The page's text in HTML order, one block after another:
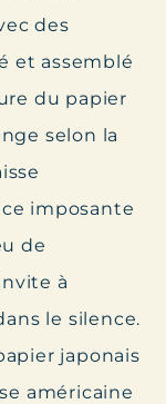
des
et assemblé
du papier
selon la
imposante
de
à
le silence.
japonais
américaine